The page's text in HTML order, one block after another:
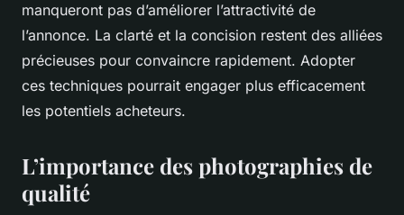
manqueront pas d’améliorer l’attractivité de
l’annonce. La clarté et la concision restent des alliées
précieuses pour convaincre rapidement. Adopter
ces techniques pourrait engager plus efficacement
les potentiels acheteurs.
L’importance des photographies de
qualité